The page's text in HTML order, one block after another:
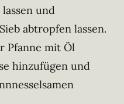
und
abtropfen lassen.
Pfanne mit Öl
hinzufügen und